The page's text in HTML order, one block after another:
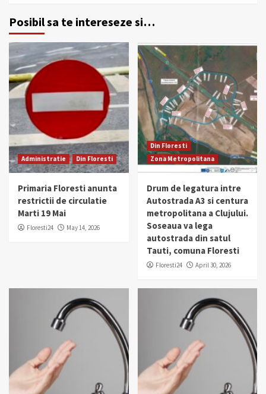
Posibil sa te intereseze si…
Administratie Din Floresti
Primaria Floresti anunta
restrictii de circulatie
Marti 19 Mai
Floresti24 May 14, 2026
Din Floresti
Zona Metropolitana
Drum de legatura intre
Autostrada A3 si centura
metropolitana a Clujului.
Soseaua va lega
autostrada din satul
Tauti, comuna Floresti
Floresti24 April 30, 2026